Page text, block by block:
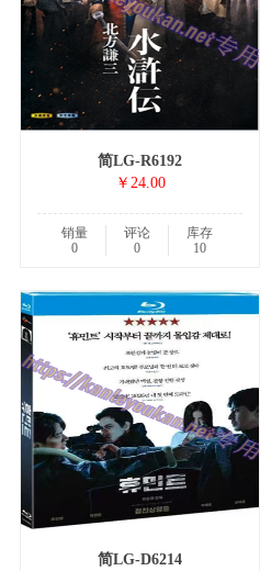
简LG-R6192
￥24.00
销量
0
评论
0
库存
10
简LG-D6214